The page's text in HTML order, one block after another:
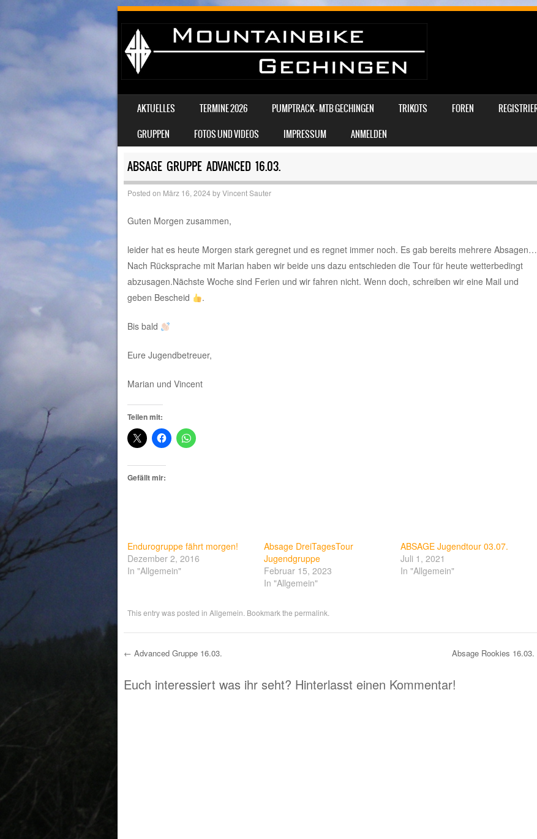
MENU
SKIP TO CONTENT
AKTUELLES TERMINE 2026 PUMPTRACK – MTB GECHINGEN TRIKOTS FOREN
GRUPPEN
FOTOS UND VIDEOS IMPRESSUM ANMELDEN
ABSAGE GRUPPE ADVANCED 16.03.
Posted on März 16, 2024 byVincent Sauter
Guten Morgen zusammen,
leider hat es heute Morgen stark geregnet und es regnet immer noch. Es gab bereits mehrere Absagen…
Nach Rücksprache mit Marian haben wir beide uns dazu entschieden die Tour für heute wetterbedingt
abzusagen.Nächste Woche sind Ferien und wir fahren nicht. Wenn doch, schreiben wir eine Mail und
geben Bescheid
.
Bis bald
Eure Jugendbetreuer,
Marian und Vincent
Teilen mit:
Gefällt mir:
Endurogruppe fährt morgen!
Dezember 2, 2016
In "Allgemein"
Absage DreiTagesTour
Jugendgruppe
Februar 15, 2023
In "Allgemein"
ABSAGE Jugendtour 03.07.
Juli 1, 2021
In "Allgemein"
This entry was posted in Allgemein . Bookmark the permalink
Post navigation
← Advanced Gruppe 16.03. Absage Rookies 16.03.
Euch interessiert was ihr seht? Hinterlasst einen Kommentar!